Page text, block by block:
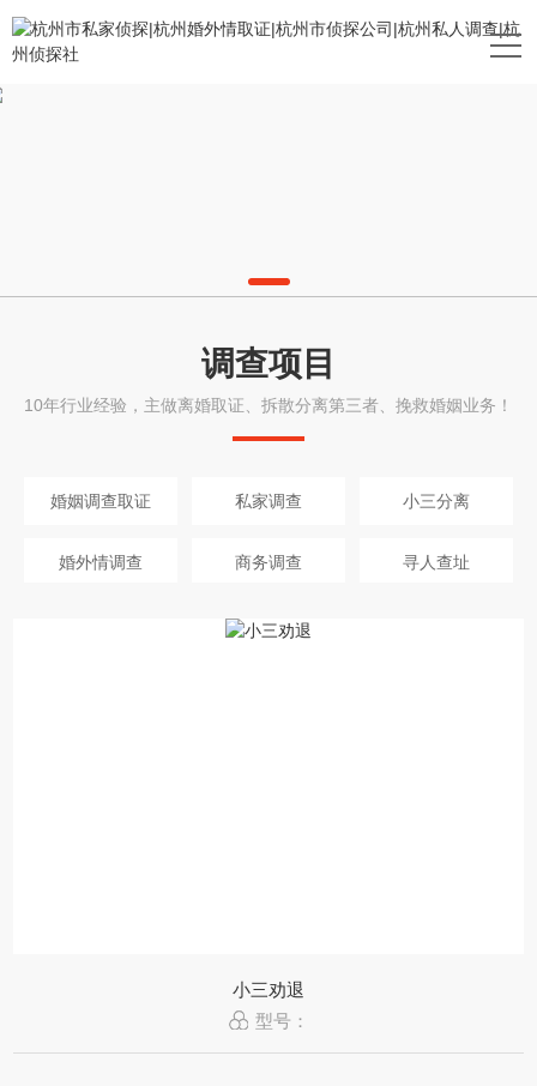
调查项目
10年行业经验，主做离婚取证、拆散分离第三者、挽救婚姻业务！
婚姻调查取证 私家调查 小三分离
婚外情调查 商务调查 寻人查址
小三劝退
型号：